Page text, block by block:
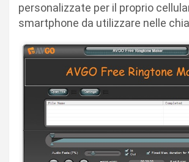
personalizzate per il proprio
smartphone da utilizzare nelle